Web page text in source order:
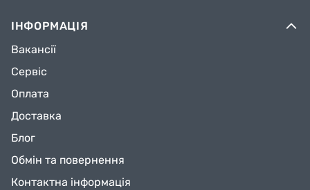
ІНФОРМАЦІЯ
Вакансії
Сервіс
Оплата
Доставка
Блог
Обмін та повернення
Контактна інформація